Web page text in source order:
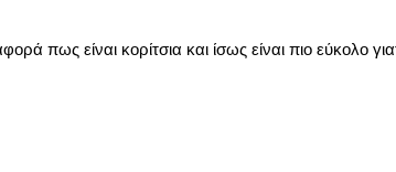
πως είναι κορίτσια και ίσως είναι πιο εύκολο